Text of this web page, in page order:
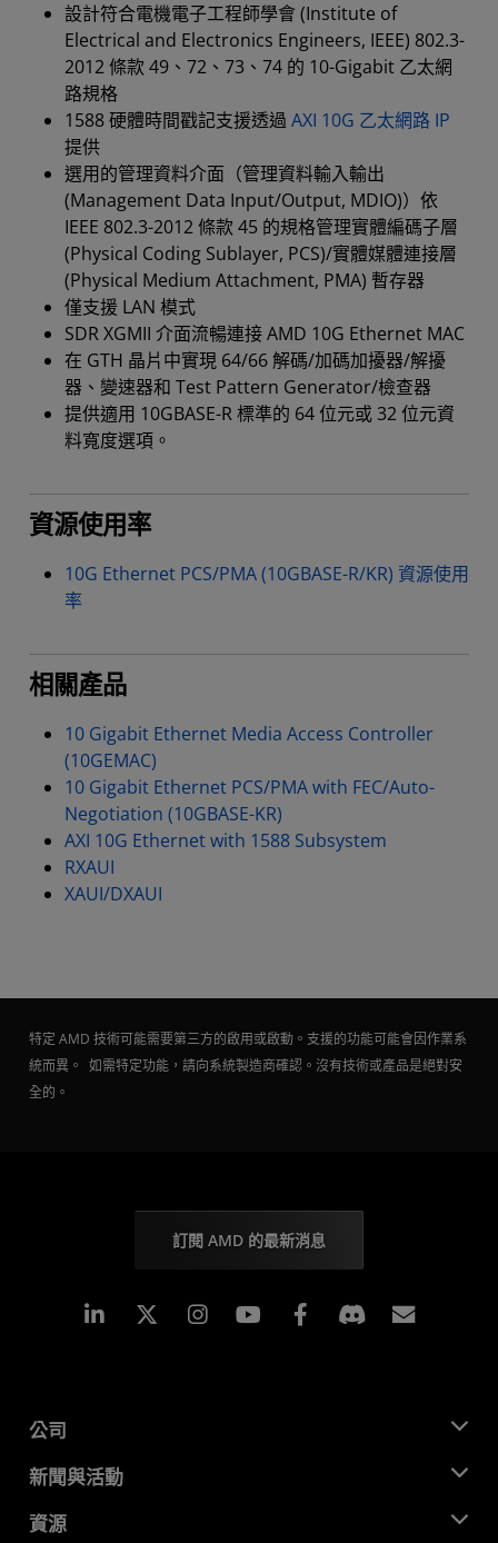
設計符合電機電子工程師學會 (Institute of
Electrical and Electronics Engineers, IEEE) 802.3-
2012 條款 49、72、73、74 的 10-Gigabit 乙太網
路規格
1588 硬體時間戳記支援透過 AXI 10G 乙太網路 IP
提供
選用的管理資料介面（管理資料輸入輸出
(Management Data Input/Output, MDIO)）依
IEEE 802.3-2012 條款 45 的規格管理實體編碼子層
(Physical Coding Sublayer, PCS)/實體媒體連接層
(Physical Medium Attachment, PMA) 暫存器
僅支援 LAN 模式
SDR XGMII 介面流暢連接 AMD 10G Ethernet MAC
在 GTH 晶片中實現 64/66 解碼/加碼加擾器/解擾
器、變速器和 Test Pattern Generator/檢查器
提供適用 10GBASE-R 標準的 64 位元或 32 位元資
料寬度選項。
資源使用率
10G Ethernet PCS/PMA (10GBASE-R/KR) 資源使用
率
相關產品
10 Gigabit Ethernet Media Access Controller
(10GEMAC)
10 Gigabit Ethernet PCS/PMA with FEC/Auto-
Negotiation (10GBASE-KR)
AXI 10G Ethernet with 1588 Subsystem
RXAUI
XAUI/DXAUI
特定 AMD 技術可能需要第三方的啟用或啟動。支援的功能可能會因作業系
統而異。 如需特定功能，請向系統製造商確認。沒有技術或產品是絕對安
全的。
訂閱 AMD 的最新消息
Linkedin Instagram Facebook
公司
關於 AMD
企業責任
新聞與活動
新聞室
資源